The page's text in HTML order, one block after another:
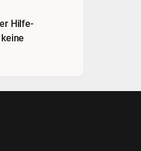
Hilfe-